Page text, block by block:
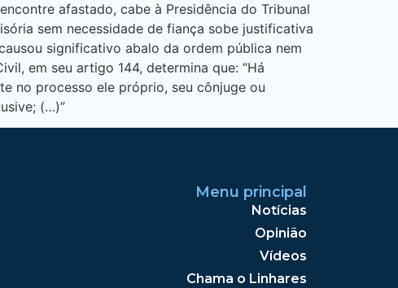
afastado, cabe à Presidência do Tribunal
sem necessidade de fiança sobe justificativa
significativo abalo da ordem pública nem
em seu artigo 144, determina que: “Há
no processo ele próprio, seu cônjuge ou
(…)”
Menu principal
Notícias
Opinião
Vídeos
Chama o Linhares